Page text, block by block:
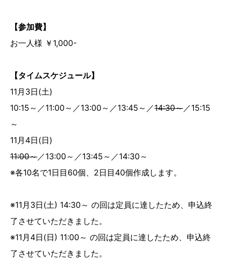
【参加費】
お一人様 ￥1,000-
【タイムスケジュール】
11月3日(土)
10:15～／11:00～／13:00～／13:45～／14:30～／15:15
～
11月4日(日)
11:00～／13:00～／13:45～／14:30～
※各10名で1日目60個、2日目40個作成します。
※11月3日(土) 14:30～ の回は定員に達したため、申込終
了させていただきました。
※11月4日(日) 11:00～ の回は定員に達したため、申込終
了させていただきました。